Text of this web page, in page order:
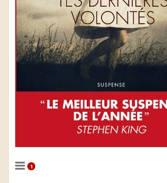
1